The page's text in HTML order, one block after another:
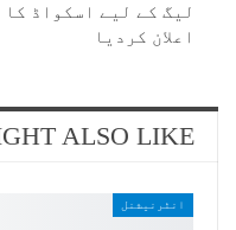
لیگ کے لیے اسکواڈ کا
اعلان کردیا
ALSO LIKE
انٹرنیشنل